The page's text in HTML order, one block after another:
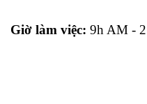
Giờ làm việc: 9h AM -